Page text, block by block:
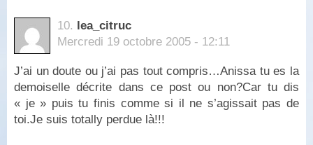
10. lea_citruc
Mercredi 19 octobre 2005 - 12:11
J’ai un doute ou j’ai pas tout compris…Anissa tu es la
demoiselle décrite dans ce post ou non?Car tu dis
« je » puis tu finis comme si il ne s’agissait pas de
toi.Je suis totally perdue là!!!